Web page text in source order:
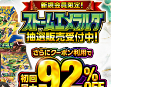
円未満 180円
50円 280円
50円 280円
50円 280円
50円 280円
50円 280円
50円 280円